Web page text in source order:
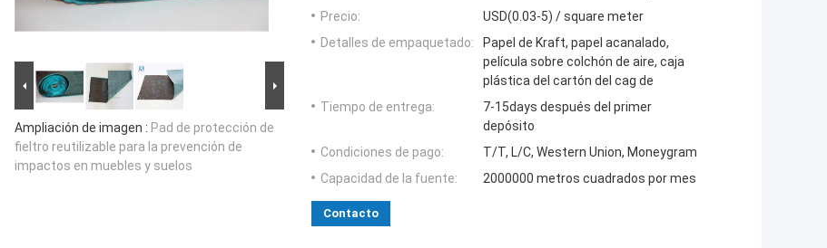
Ampliación de imagen : Pad de protección de
fieltro reutilizable para la prevención de
impactos en muebles y suelos
Precio:
USD(0.03-5) / square meter
Detalles de empaquetado:
Papel de Kraft, papel acanalado,
película sobre colchón de aire, caja
plástica del cartón del cag de
Tiempo de entrega:
7-15days después del primer
depósito
Condiciones de pago:
T/T, L/C, Western Union, Moneygram
Capacidad de la fuente:
2000000 metros cuadrados por mes
Contacto